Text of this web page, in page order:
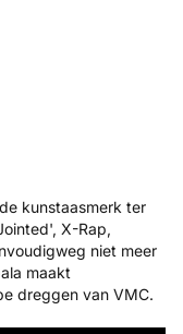
kunstaasmerk ter
X-Rap,
niet meer
maakt
dreggen van VMC.